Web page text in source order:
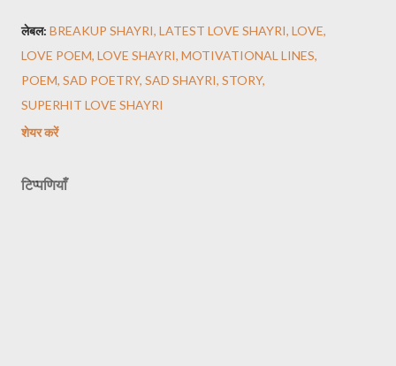
लेबल: BREAKUP SHAYRI LATEST LOVE SHAYRI LOVE
LOVE POEM LOVE SHAYRI MOTIVATIONAL LINES
POEM SAD POETRY SAD SHAYRI STORY
SUPERHIT LOVE SHAYRI
शेयर करें
टिप्पणियाँ